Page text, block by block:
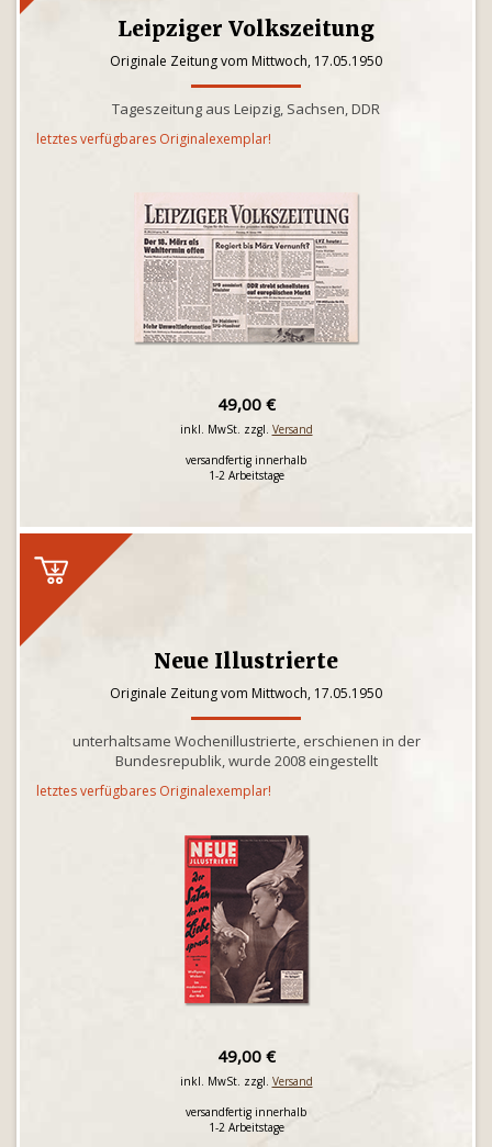
Leipziger Volkszeitung
Originale Zeitung vom Mittwoch, 17.05.1950
Tageszeitung aus Leipzig, Sachsen, DDR
letztes verfügbares Originalexemplar!
49,00 €
inkl. MwSt. zzgl. Versand
versandfertig innerhalb
1-2 Arbeitstage
Neue Illustrierte
Originale Zeitung vom Mittwoch, 17.05.1950
unterhaltsame Wochenillustrierte, erschienen in der
Bundesrepublik, wurde 2008 eingestellt
letztes verfügbares Originalexemplar!
49,00 €
inkl. MwSt. zzgl. Versand
versandfertig innerhalb
1-2 Arbeitstage